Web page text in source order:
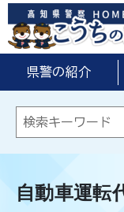
県警の紹介
自動車運転